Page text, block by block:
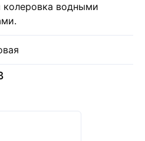
колеровка водными